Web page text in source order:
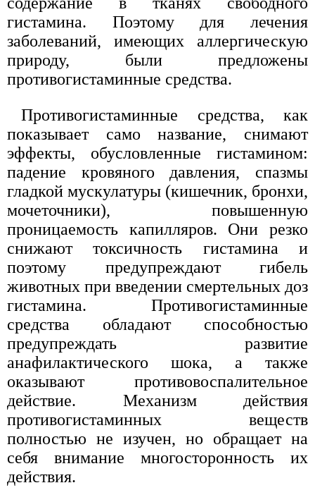
гистамина. Поэтому для лечения
заболеваний, имеющих аллергическую
природу, были предложены
противогистаминные средства.
Противогистаминные средства, как
показывает само название, снимают
эффекты, обусловленные гистамином:
падение кровяного давления, спазмы
гладкой мускулатуры (кишечник, бронхи,
мочеточники), повышенную
проницаемость капилляров. Они резко
снижают токсичность гистамина и
поэтому предупреждают гибель
животных при введении смертельных доз
гистамина. Противогистаминные
средства обладают способностью
предупреждать развитие
анафилактического шока, а также
оказывают противовоспалительное
действие. Механизм действия
противогистаминных веществ
полностью не изучен, но обращает на
себя внимание многосторонность их
действия.